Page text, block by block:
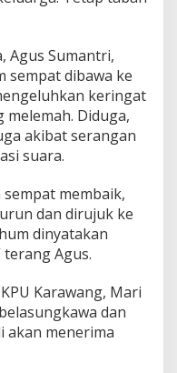
Agus Sumantri,
sempat dibawa ke
keringat
Diduga,
akibat serangan
suara.
membaik,
dan dirujuk ke
dinyatakan
Agus.
Karawang, Mari
dan
akan menerima